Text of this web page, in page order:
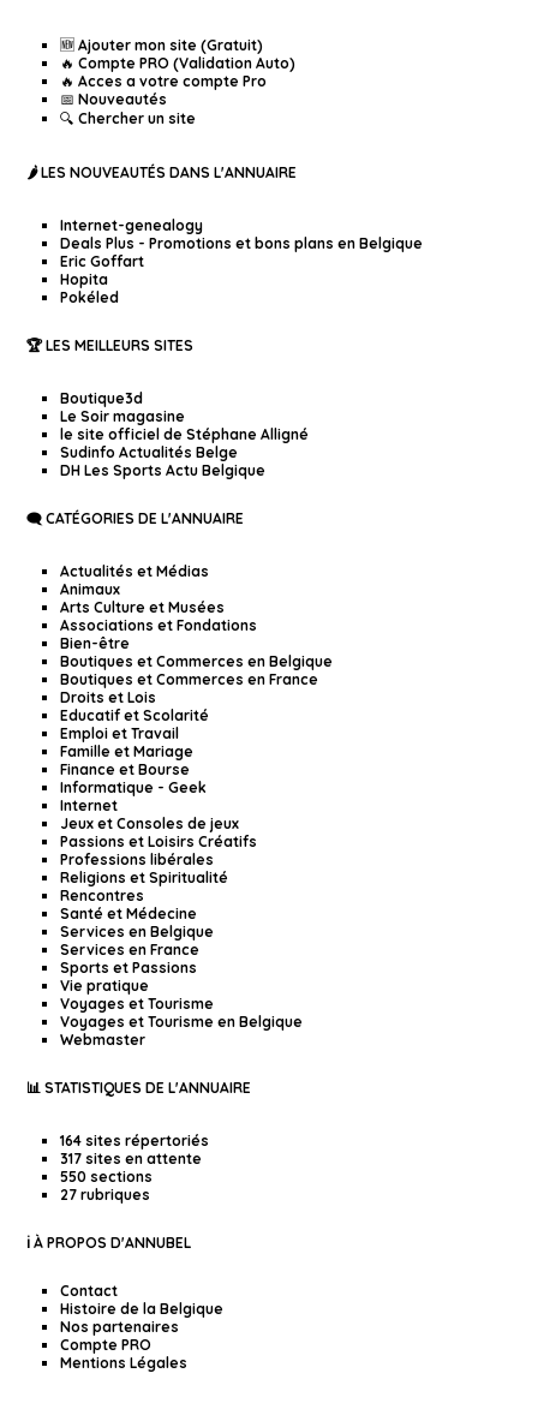
🆕 Ajouter mon site (Gratuit)
🔥 Compte PRO (Validation Auto)
🔥 Acces a votre compte Pro
📅 Nouveautés
🔍 Chercher un site
🌶️ LES NOUVEAUTÉS DANS L'ANNUAIRE
Internet-genealogy
Deals Plus - Promotions et bons plans en Belgique
Eric Goffart
Hopita
Pokéled
🏆 LES MEILLEURS SITES
Boutique3d
Le Soir magasine
le site officiel de Stéphane Alligné
Sudinfo Actualités Belge
DH Les Sports Actu Belgique
🗨️ CATÉGORIES DE L'ANNUAIRE
Actualités et Médias
Animaux
Arts Culture et Musées
Associations et Fondations
Bien-être
Boutiques et Commerces en Belgique
Boutiques et Commerces en France
Droits et Lois
Educatif et Scolarité
Emploi et Travail
Famille et Mariage
Finance et Bourse
Informatique - Geek
Internet
Jeux et Consoles de jeux
Passions et Loisirs Créatifs
Professions libérales
Religions et Spiritualité
Rencontres
Santé et Médecine
Services en Belgique
Services en France
Sports et Passions
Vie pratique
Voyages et Tourisme
Voyages et Tourisme en Belgique
Webmaster
📊 STATISTIQUES DE L'ANNUAIRE
164 sites répertoriés
317 sites en attente
550 sections
27 rubriques
ℹ️ À PROPOS D'ANNUBEL
Contact
Histoire de la Belgique
Nos partenaires
Compte PRO
Mentions Légales